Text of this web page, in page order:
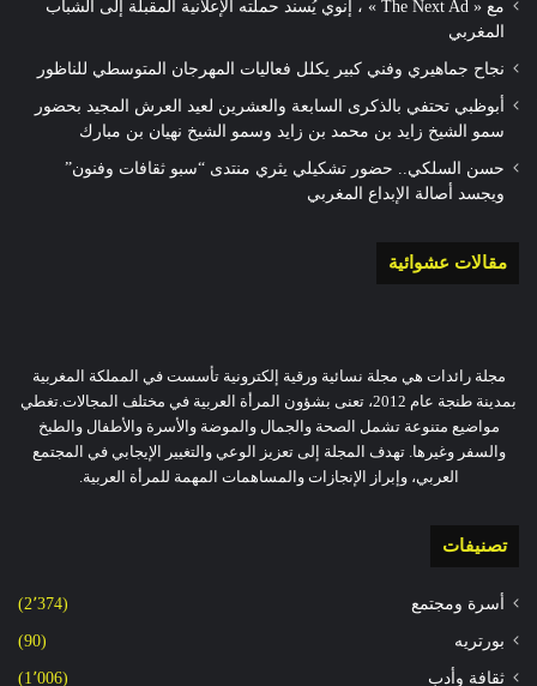
مع « The Next Ad » ، إنوي يُسند حملته الإعلانية المقبلة إلى الشباب
المغربي
نجاح جماهيري وفني كبير يكلل فعاليات المهرجان المتوسطي للناظور
أبوظبي تحتفي بالذكرى السابعة والعشرين لعيد العرش المجيد بحضور
سمو الشيخ زايد بن محمد بن زايد وسمو الشيخ نهيان بن مبارك
حسن السلكي.. حضور تشكيلي يثري منتدى “سبو ثقافات وفنون”
ويجسد أصالة الإبداع المغربي
مقالات عشوائية
مجلة رائدات هي مجلة نسائية ورقية إلكترونية تأسست في المملكة المغربية
بمدينة طنجة عام 2012، تعنى بشؤون المرأة العربية في مختلف المجالات.تغطي
مواضيع متنوعة تشمل الصحة والجمال والموضة والأسرة والأطفال والطبخ
والسفر وغيرها. تهدف المجلة إلى تعزيز الوعي والتغيير الإيجابي في المجتمع
العربي، وإبراز الإنجازات والمساهمات المهمة للمرأة العربية.
تصنيفات
أسرة ومجتمع (2٬374)
بورتريه (90)
ثقافة وأدب (1٬006)